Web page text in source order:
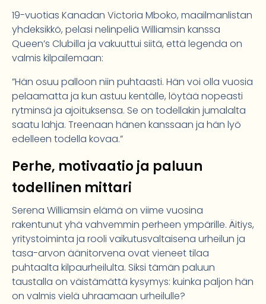
19-vuotias Kanadan Victoria Mboko, maailmanlistan
yhdeksikkö, pelasi nelinpeliä Williamsin kanssa
Queen’s Clubilla ja vakuuttui siitä, että legenda on
valmis kilpailemaan:
”Hän osuu palloon niin puhtaasti. Hän voi olla vuosia
pelaamatta ja kun astuu kentälle, löytää nopeasti
rytminsä ja ajoituksensa. Se on todellakin jumalalta
saatu lahja. Treenaan hänen kanssaan ja hän lyö
edelleen todella kovaa.”
Perhe, motivaatio ja paluun
todellinen mittari
Serena Williamsin elämä on viime vuosina
rakentunut yhä vahvemmin perheen ympärille. Äitiys,
yritystoiminta ja rooli vaikutusvaltaisena urheilun ja
tasa-arvon äänitorvena ovat vieneet tilaa
puhtaalta kilpaurheilulta. Siksi tämän paluun
taustalla on väistämättä kysymys: kuinka paljon hän
on valmis vielä uhraamaan urheilulle?